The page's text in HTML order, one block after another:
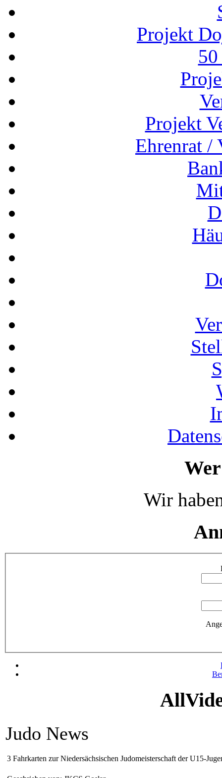
Projekt
Projekt
Ehrenrat /
Wir
Judo News
3 Fahrkarten zur Niedersächsischen Judomeisterschaft der U15-